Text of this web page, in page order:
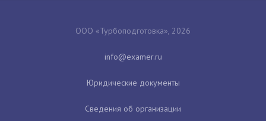
ООО «Турбоподготовка», 2026
Юридические документы
Сведения об организации